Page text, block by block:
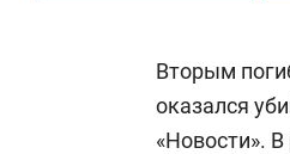
Вторым
оказался
«Новости».